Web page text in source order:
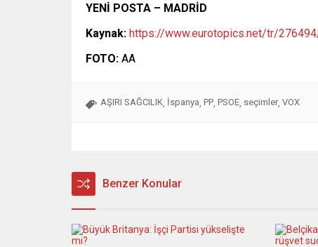
YENİ POSTA – MADRİD
Kaynak: https://www.eurotopics.net/tr/
FOTO: AA
AŞIRI SAĞCILIK İspanya PP PSOE seçimler VOX
Benzer Konular